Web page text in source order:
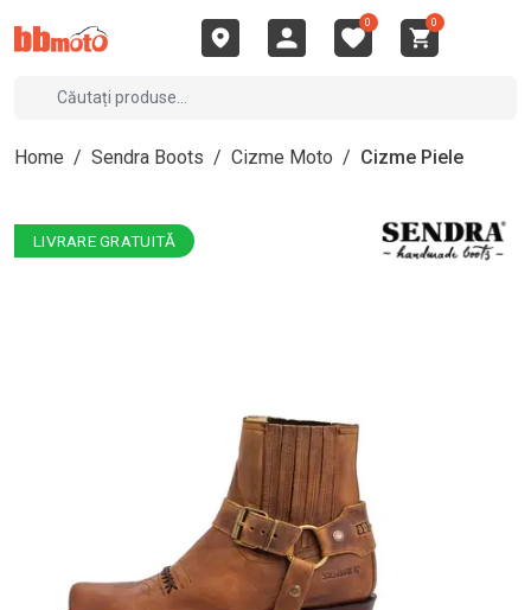
0 0
Home / Sendra Boots / Cizme Moto / Cizme Piele
LIVRARE GRATUITĂ